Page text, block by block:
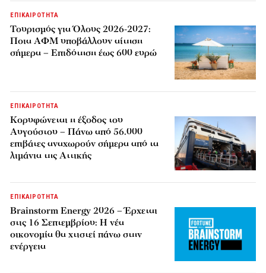
ΕΠΙΚΑΙΡΟΤΗΤΑ
Τουρισμός για Όλους 2026-2027:
Ποια ΑΦΜ υποβάλλουν αίτηση
σήμερα – Επιδότηση έως 600 ευρώ
ΕΠΙΚΑΙΡΟΤΗΤΑ
Κορυφώνεται η έξοδος του
Αυγούστου – Πάνω από 56.000
επιβάτες αναχωρούν σήμερα από τα
λιμάνια της Αττικής
ΕΠΙΚΑΙΡΟΤΗΤΑ
Brainstorm Energy 2026 – Έρχεται
στις 16 Σεπτεμβρίου: Η νέα
οικονομία θα χτιστεί πάνω στην
ενέργεια